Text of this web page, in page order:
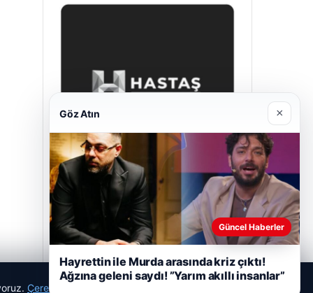
Hastaş Beton
26/05/2026
Çerez Politikamız
Göz Atın ×
Güncel Haberler
Hayrettin ile Murda arasında kriz çıktı!
Ağzına geleni saydı! ”Yarım akıllı insanlar”